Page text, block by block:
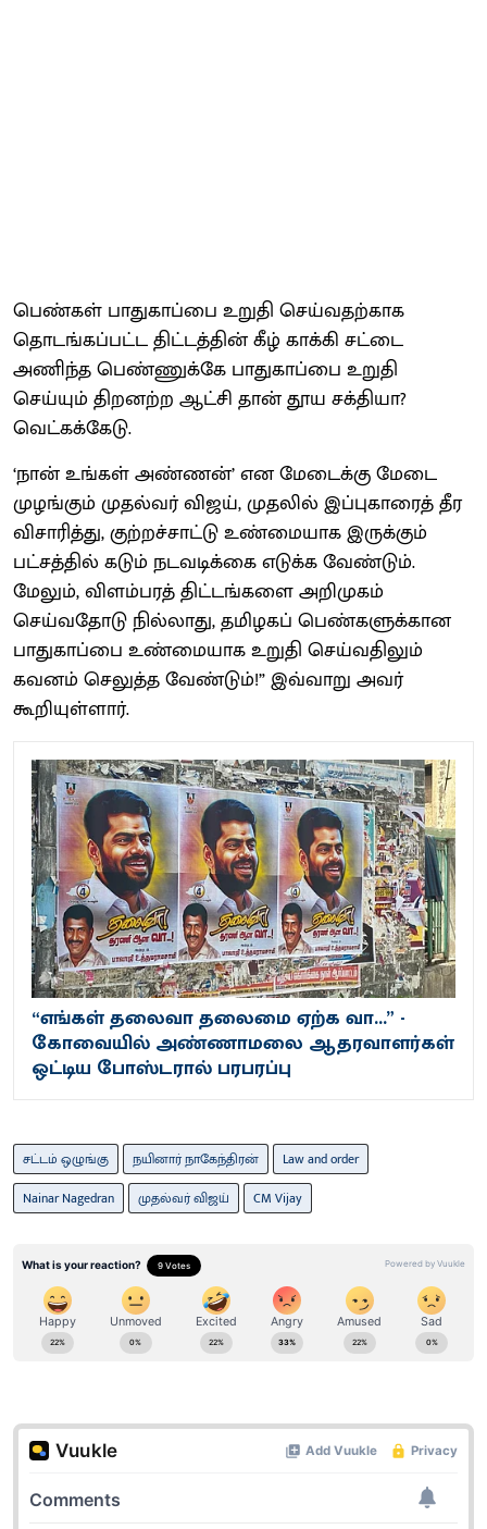
பெண்கள் பாதுகாப்பை உறுதி செய்வதற்காக
தொடங்கப்பட்ட திட்டத்தின் கீழ் காக்கி சட்டை
அணிந்த பெண்ணுக்கே பாதுகாப்பை உறுதி
செய்யும் திறனற்ற ஆட்சி தான் தூய சக்தியா?
வெட்கக்கேடு.
‘நான் உங்கள் அண்ணன்’ என மேடைக்கு மேடை
முழங்கும் முதல்வர் விஜய், முதலில் இப்புகாரைத் தீர
விசாரித்து, குற்றச்சாட்டு உண்மையாக இருக்கும்
பட்சத்தில் கடும் நடவடிக்கை எடுக்க வேண்டும்.
மேலும், விளம்பரத் திட்டங்களை அறிமுகம்
செய்வதோடு நில்லாது, தமிழகப் பெண்களுக்கான
பாதுகாப்பை உண்மையாக உறுதி செய்வதிலும்
கவனம் செலுத்த வேண்டும்!” இவ்வாறு அவர்
கூறியுள்ளார்.
“எங்கள் தலைவா தலைமை ஏற்க வா...” -
கோவையில் அண்ணாமலை ஆதரவாளர்கள்
ஒட்டிய போஸ்டரால் பரபரப்பு
சட்டம் ஒழுங்கு நயினார் நாகேந்திரன்
Law and order
Nainar Nagedran
முதல்வர் விஜய் CM Vijay